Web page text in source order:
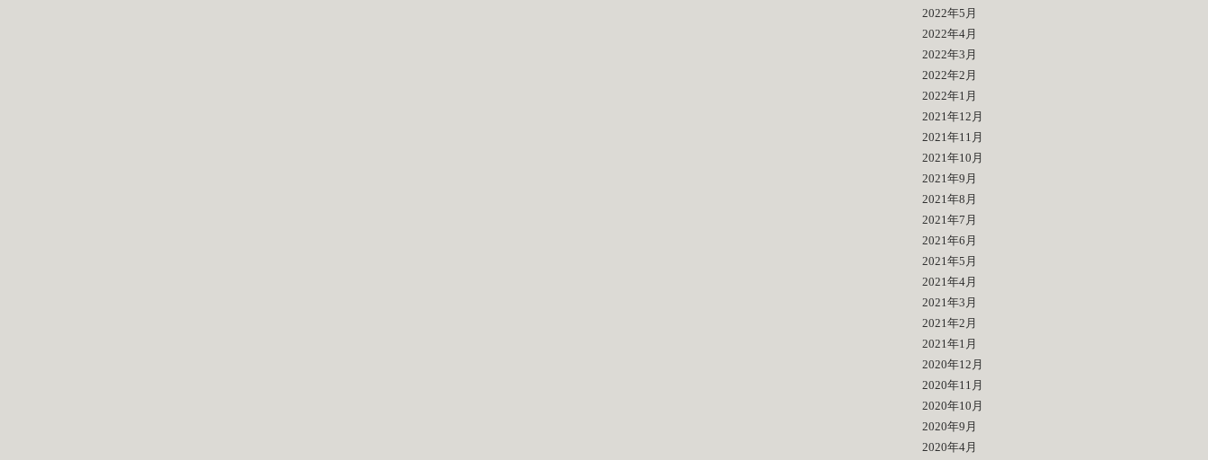
2022年5月
2022年4月
2022年3月
2022年2月
2022年1月
2021年12月
2021年11月
2021年10月
2021年9月
2021年8月
2021年7月
2021年6月
2021年5月
2021年4月
2021年3月
2021年2月
2021年1月
2020年12月
2020年11月
2020年10月
2020年9月
2020年4月